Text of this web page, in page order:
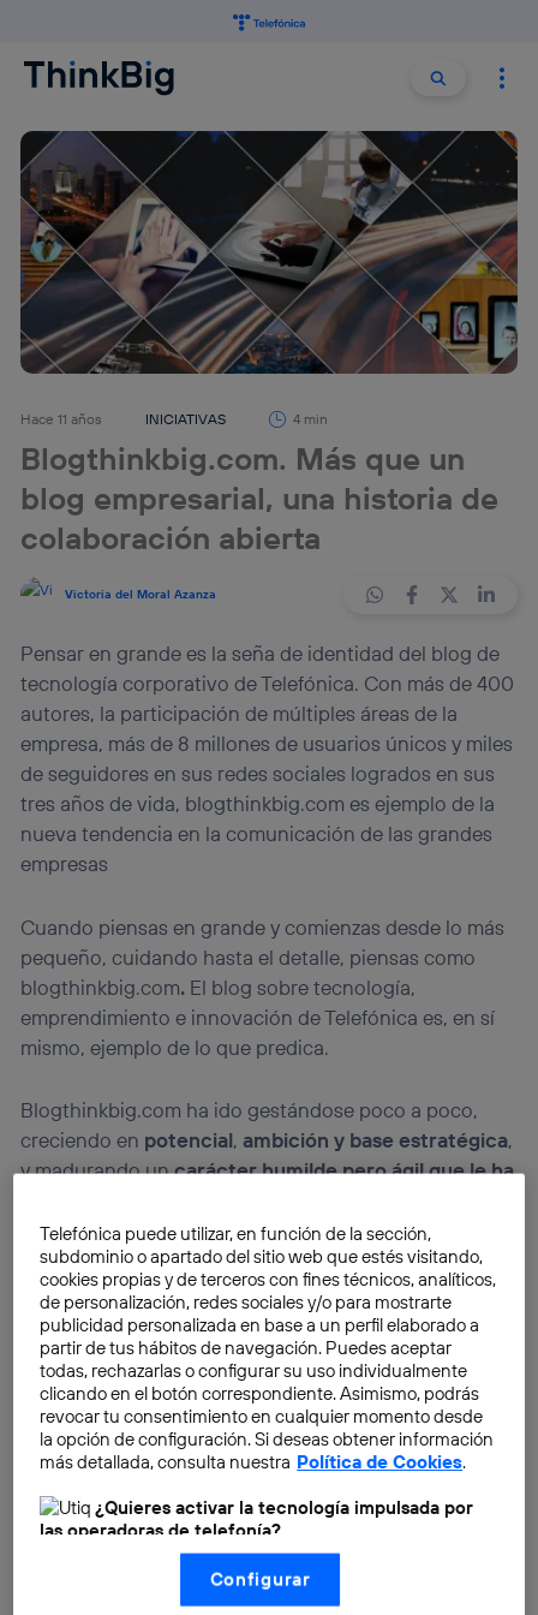
Buscar
Hace 11 años INICIATIVAS 4 min
Blogthinkbig.com. Más que un
blog empresarial, una historia de
colaboración abierta
Victoria del Moral Azanza
Pensar en grande es la seña de identidad del blog de
tecnología corporativo de Telefónica. Con más de 400
autores, la participación de múltiples áreas de la
empresa, más de 8 millones de usuarios únicos y miles
de seguidores en sus redes sociales logrados en sus
tres años de vida, blogthinkbig.com es ejemplo de la
nueva tendencia en la comunicación de las grandes
empresas
Cuando piensas en grande y comienzas desde lo más
pequeño, cuidando hasta el detalle, piensas como
blogthinkbig.com. El blog sobre tecnología,
emprendimiento e innovación de Telefónica es, en sí
mismo, ejemplo de lo que predica.
Blogthinkbig.com ha ido gestándose poco a poco,
creciendo en potencial, ambición y base estratégica,
y madurando uncarácter humilde pero ágil que le ha
Telefónica puede utilizar, en función de la sección,
subdominio o apartado del sitio web que estés visitando,
cookies propias y de terceros con fines técnicos, analíticos,
de personalización, redes sociales y/o para mostrarte
publicidad personalizada en base a un perfil elaborado a
partir de tus hábitos de navegación. Puedes aceptar
todas, rechazarlas o configurar su uso individualmente
clicando en el botón correspondiente. Asimismo, podrás
revocar tu consentimiento en cualquier momento desde
la opción de configuración. Si deseas obtener información
más detallada, consulta nuestra Política de Cookies.
¿Quieres activar la tecnología impulsada por
las operadoras de telefonía?
Nosotros, Telefónica S.A., utilizamos la tecnología Utiq para
realizar nuestras acciones de marketing digital o análisis
(como se describe en este aviso de consentimiento)
Configurar